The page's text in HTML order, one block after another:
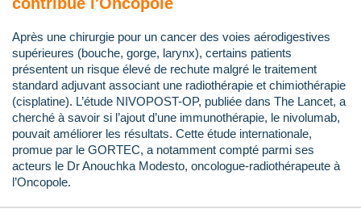
Après une chirurgie pour un cancer des voies aérodigestives
supérieures (bouche, gorge, larynx), certains patients
présentent un risque élevé de rechute malgré le traitement
standard adjuvant associant une radiothérapie et chimiothérapie
(cisplatine). L’étude NIVOPOST-OP, publiée dans The Lancet, a
cherché à savoir si l’ajout d’une immunothérapie, le nivolumab,
pouvait améliorer les résultats. Cette étude internationale,
promue par le GORTEC, a notamment compté parmi ses
acteurs le Dr Anouchka Modesto, oncologue-radiothérapeute à
l’Oncopole.